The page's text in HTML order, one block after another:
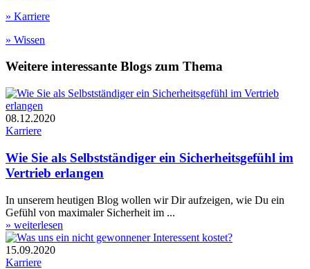
» Karriere
» Wissen
Weitere interessante Blogs zum Thema
08.12.2020
Karriere
Wie Sie als Selbstständiger ein Sicherheits­gefühl im
Vertrieb erlangen
In unserem heutigen Blog wollen wir Dir aufzeigen, wie Du ein
Gefühl von maximaler Sicherheit im ...
» weiterlesen
15.09.2020
Karriere